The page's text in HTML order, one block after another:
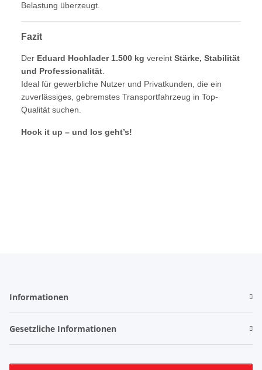
Belastung überzeugt.
Fazit
Der Eduard Hochlader 1.500 kg vereint Stärke, Stabilität
und Professionalität.
Ideal für gewerbliche Nutzer und Privatkunden, die ein
zuverlässiges, gebremstes Transportfahrzeug in Top-
Qualität suchen.
Hook it up – und los geht’s!
Informationen
Gesetzliche Informationen